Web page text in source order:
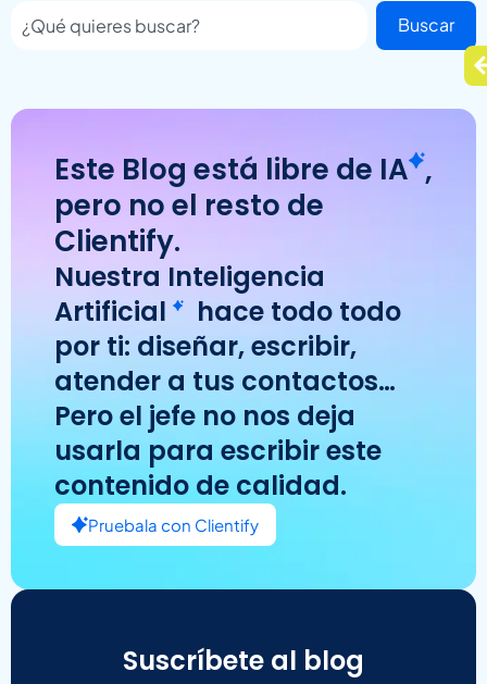
Buscar
Este Blog está libre de IA ,
pero no el resto de
Clientify.
Nuestra Inteligencia
Artificial
hace todo todo
por ti: diseñar, escribir,
atender a tus contactos…
Pero el jefe no nos deja
usarla para escribir este
contenido de calidad.
Pruebala con Clientify
Suscríbete al blog